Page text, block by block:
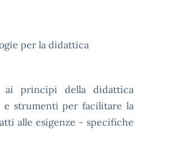
per la didattica
ai principi della didattica
e strumenti per facilitare la
alle esigenze - specifiche